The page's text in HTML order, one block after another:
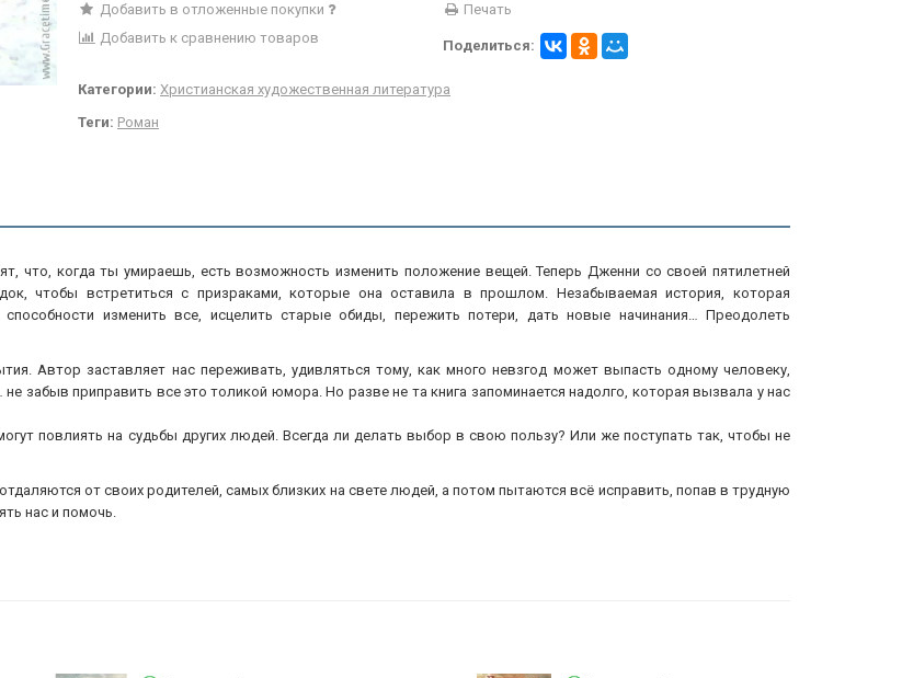
Добавить в отложенные покупки
Печать
Добавить к сравнению товаров
Поделиться:
Категории: Христианская художественная литература
Теги: Роман
что, когда ты умираешь, есть возможность изменить положение вещей. Теперь Дженни со своей пятилетней
чтобы встретиться с призраками, которые она оставила в прошлом. Незабываемая история, которая
изменить все, исцелить старые обиды, пережить потери, дать новые начинания… Преодолеть
Автор заставляет нас переживать, удивляться тому, как много невзгод может выпасть одному человеку,
забыв приправить все это толикой юмора. Но разве не та книга запоминается надолго, которая вызвала у нас
повлиять на судьбы других людей. Всегда ли делать выбор в свою пользу? Или же поступать так, чтобы не
от своих родителей, самых близких на свете людей, а потом пытаются всё исправить, попав в трудную
нас и помочь.